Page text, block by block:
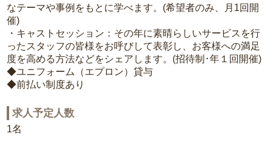
なテーマや事例をもとに学べます。(希望者のみ、月1回開
催)
・キャストセッション：その年に素晴らしいサービスを行
ったスタッフの皆様をお呼びして表彰し、お客様への満足
度を高める方法などをシェアします。(招待制･年１回開催)
◆ユニフォーム（エプロン）貸与
◆前払い制度あり
求人予定人数
1名